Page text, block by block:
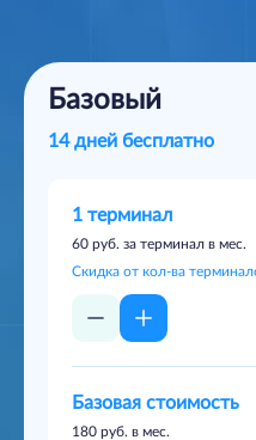
Базовый
14 дней бесплатно
1 терминал
60 руб. за терминал в мес.
Скидка от кол-ва
Базовая стоимость
180 руб. в мес.